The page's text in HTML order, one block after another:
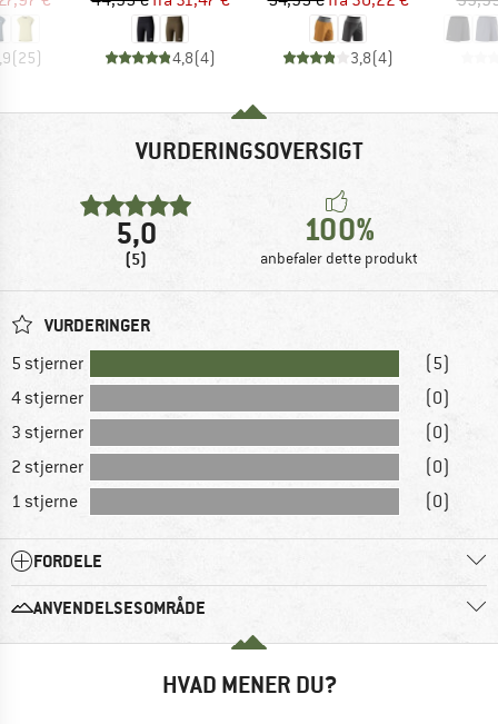
(25) 4,8(4) 3,8(4)
VURDERINGSOVERSIGT
5,0
(5)
100%
anbefaler dette produkt
VURDERINGER
5 stjerner
(5)
4 stjerner
(0)
3 stjerner
(0)
2 stjerner
(0)
1 stjerne
(0)
FORDELE
ANVENDELSESOMRÅDE
HVAD MENER DU?